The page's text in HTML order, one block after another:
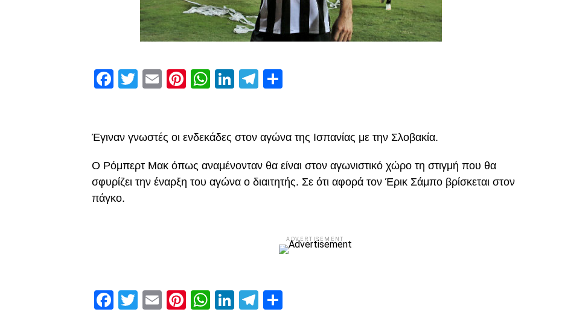
Facebook
Twitter
EmailPinterest
WhatsApp
LinkedIn
Telegram
Έγιναν γνωστές οι ενδεκάδες στον αγώνα της Ισπανίας με την Σλοβακία.
Ο Ρόμπερτ Μακ όπως αναμένονταν θα είναι στον αγωνιστικό χώρο τη στιγμή που θα
σφυρίζει την έναρξη του αγώνα ο διαιτητής. Σε ότι αφορά τον Έρικ Σάμπο βρίσκεται στον
πάγκο.
ADVERTISEMENT
Facebook
Twitter
EmailPinterest
WhatsApp
LinkedIn
Telegram